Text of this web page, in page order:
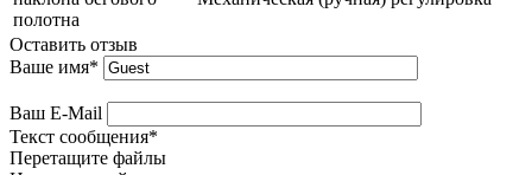
полотна
Оставить отзыв
Ваше имя*
Ваш E-Mail
Текст сообщения*
Перетащите файлы